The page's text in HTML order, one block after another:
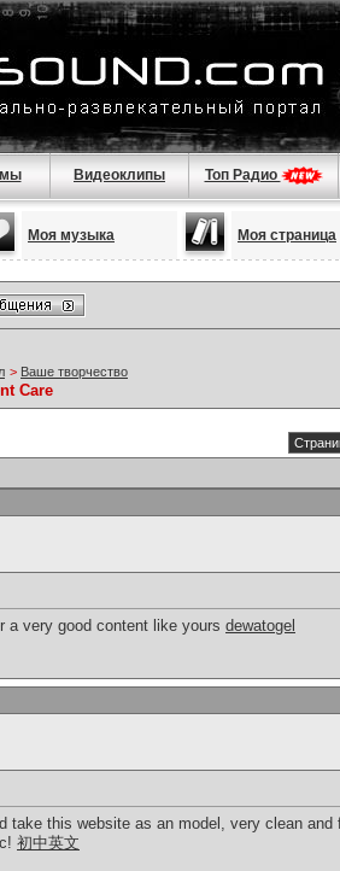
Видеоклипы Топ Радио
Моя музыка Моя страница
> Ваше творчество
Care
a very good content like yours dewatogel
take this website as an model, very clean
初中英文